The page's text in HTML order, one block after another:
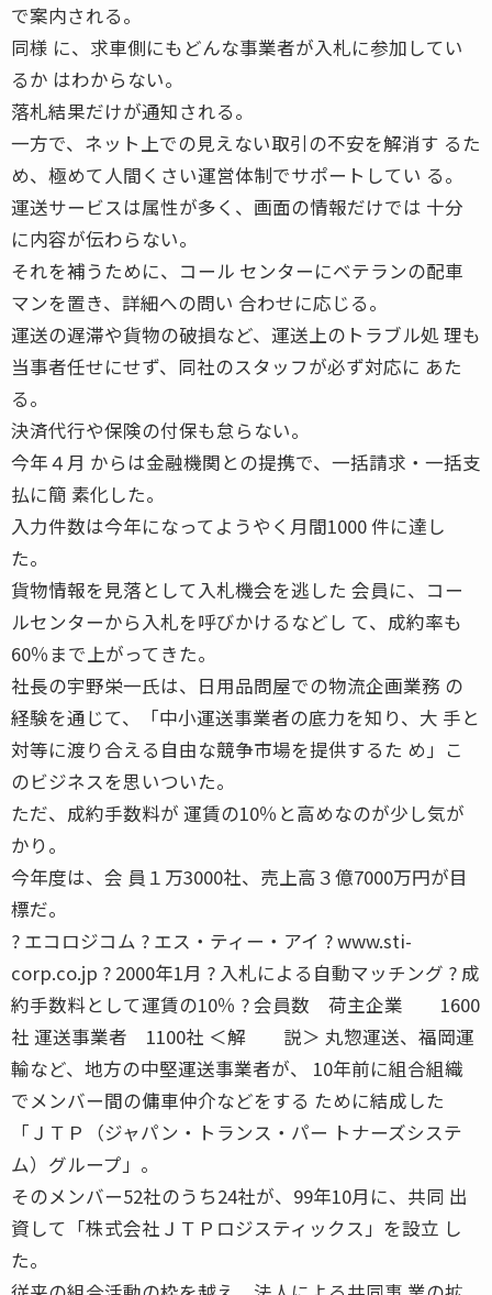
で案内される。
同様 に、求車側にもどんな事業者が入札に参加してい
るか はわからない。
落札結果だけが通知される。
一方で、ネット上での見えない取引の不安を解消す るた
め、極めて人間くさい運営体制でサポートしてい る。
運送サービスは属性が多く、画面の情報だけでは 十分
に内容が伝わらない。
それを補うために、コール センターにベテランの配車
マンを置き、詳細への問い 合わせに応じる。
運送の遅滞や貨物の破損など、運送上のトラブル処 理も
当事者任せにせず、同社のスタッフが必ず対応に あた
る。
決済代行や保険の付保も怠らない。
今年４月 からは金融機関との提携で、一括請求・一括支
払に簡 素化した。
入力件数は今年になってようやく月間1000 件に達し
た。
貨物情報を見落として入札機会を逃した 会員に、コー
ルセンターから入札を呼びかけるなどし て、成約率も
60％まで上がってきた。
社長の宇野栄一氏は、日用品問屋での物流企画業務 の
経験を通じて、「中小運送事業者の底力を知り、大 手と
対等に渡り合える自由な競争市場を提供するた め」こ
のビジネスを思いついた。
ただ、成約手数料が 運賃の10％と高めなのが少し気が
かり。
今年度は、会 員１万3000社、売上高３億7000万円が目
標だ。
? エコロジコム ? エス・ティー・アイ ? www.sti-
corp.co.jp ? 2000年1月 ? 入札による自動マッチング ? 成
約手数料として運賃の10％ ? 会員数 荷主企業 1600
社 運送事業者 1100社 ＜解 説＞ 丸惣運送、福岡運
輸など、地方の中堅運送事業者が、 10年前に組合組織
でメンバー間の傭車仲介などをする ために結成した
「ＪＴＰ（ジャパン・トランス・パー トナーズシステ
ム）グループ」。
そのメンバー52社のうち24社が、99年10月に、共同 出
資して「株式会社ＪＴＰロジスティックス」を設立 し
た。